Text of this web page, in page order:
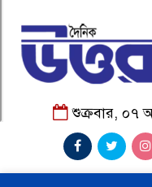
শুক্রবার, ০৭